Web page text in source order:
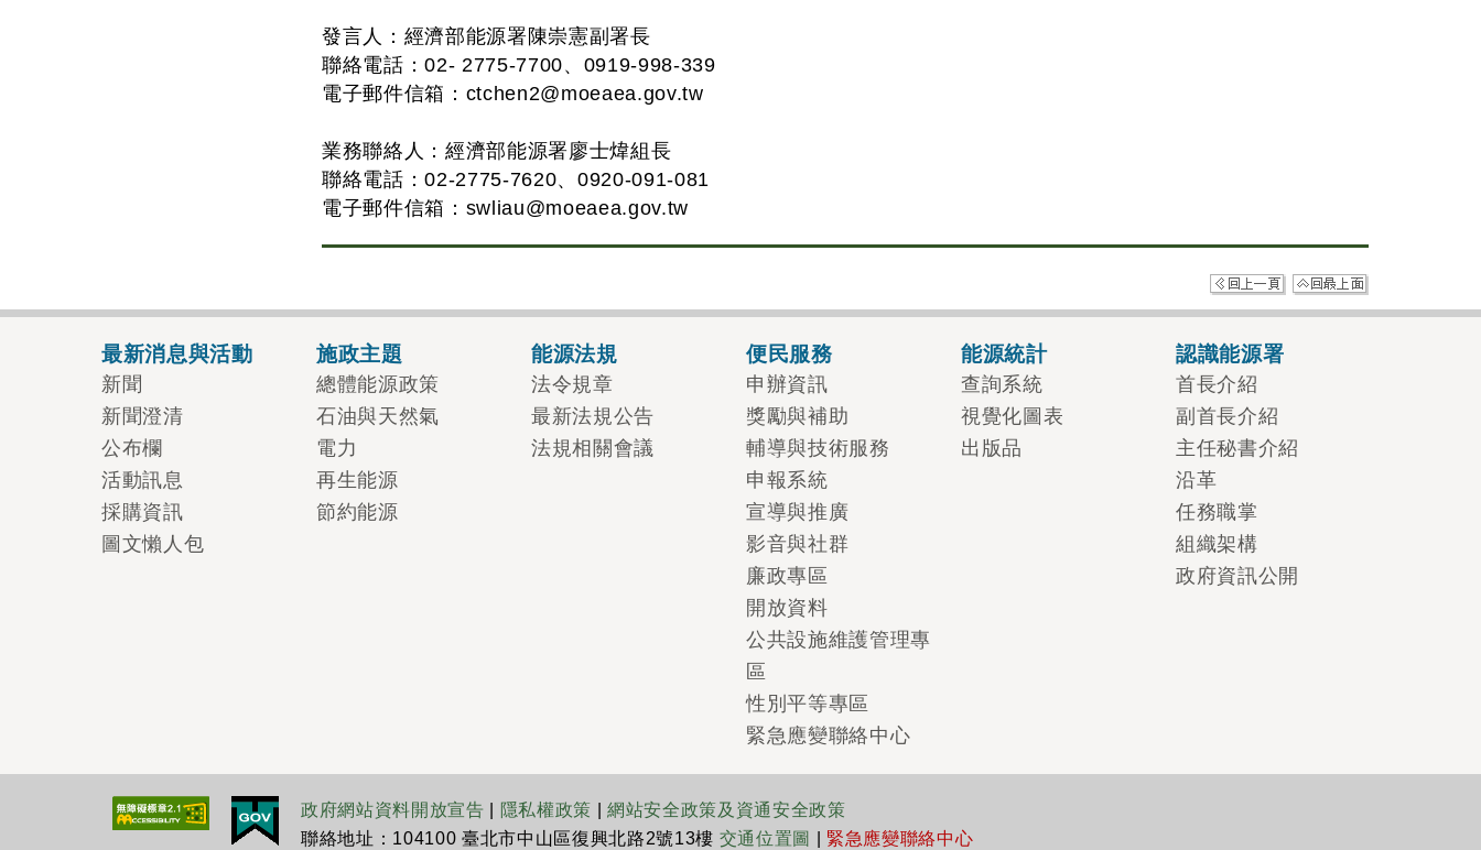
發言人：經濟部能源署陳崇憲副署長
聯絡電話：02- 2775-7700、0919-998-339
電子郵件信箱： ctchen2@moeaea.gov.tw
業務聯絡人：經濟部能源署廖士煒組長
聯絡電話：02-2775-7620、0920-091-081
電子郵件信箱： swliau@moeaea.gov.tw
最新消息與活動
新聞
新聞澄清
公布欄
活動訊息
採購資訊
圖文懶人包
施政主題
總體能源政策
石油與天然氣
電力
再生能源
節約能源
能源法規
法令規章
最新法規公告
法規相關會議
便民服務
申辦資訊
獎勵與補助
輔導與技術服務
申報系統
宣導與推廣
影音與社群
廉政專區
開放資料
公共設施維護管理專
區
性別平等專區
緊急應變聯絡中心
能源統計
查詢系統
視覺化圖表
出版品
認識能源署
首長介紹
副首長介紹
主任秘書介紹
沿革
任務職掌
組織架構
政府資訊公開
政府網站資料開放宣告 隱私權政策 |網站安全政策及資通安全政策
聯絡地址：104100 臺北市中山區復興北路2號13樓 交通位置圖 緊急應變聯絡中心